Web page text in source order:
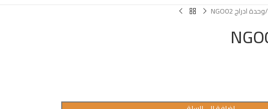
وحدة ادراج NGO02